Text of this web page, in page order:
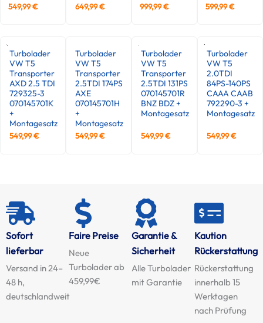
549,99€ 649,99€ 999,99€ 599,99€
Turbolader
VW T5
Transporter
AXD 2.5 TDI
729325-3
070145701K
+
Montagesatz
549,99€
Turbolader
VW T5
Transporter
2.5TDI 174PS
AXE
070145701H
+
Montagesatz
549,99€
Turbolader
VW T5
Transporter
2.5TDI 131PS
070145701R
BNZ BDZ +
Montagesatz
549,99€
Turbolader
VW T5
2.0TDI
84PS-140PS
CAAA CAAB
792290-3 +
Montagesatz
549,99€
Sofort
lieferbar
Versand in 24–
48 h,
deutschlandweit
Faire Preise
Neue
Turbolader ab
459,99€
Garantie &
Sicherheit
Alle Turbolader
mit Garantie
Kaution
Rückerstattung
Rückerstattung
innerhalb 15
Werktagen
nach Prüfung